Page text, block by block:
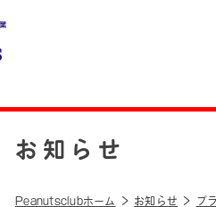
お知らせ
Peanutsclubホーム お知らせ プ